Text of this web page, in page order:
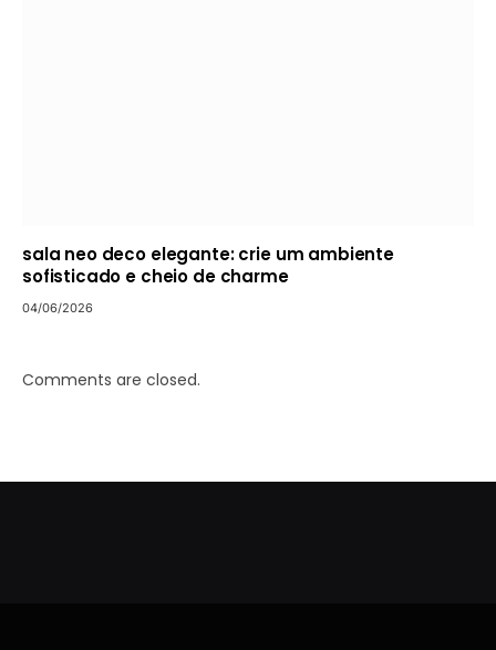
sala neo deco elegante: crie um ambiente
sofisticado e cheio de charme
04/06/2026
Comments are closed.